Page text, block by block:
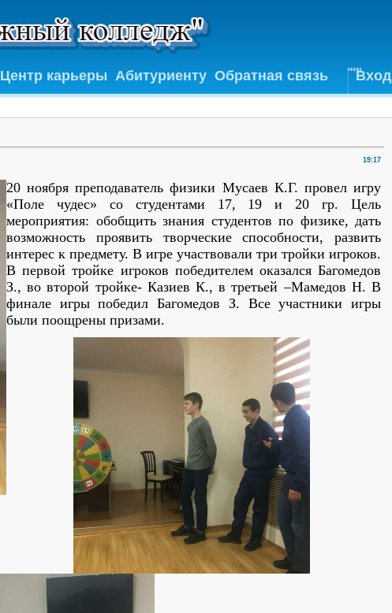
Центр карьеры Абитуриенту Обратная связь Вход
19:17
20 ноября преподаватель физики Мусаев К.Г. провел игру
«Поле чудес» со студентами 17, 19 и 20 гр. Цель
мероприятия: обобщить знания студентов по физике, дать
возможность проявить творческие способности, развить
интерес к предмету. В игре участвовали три тройки игроков.
В первой тройке игроков победителем оказался Багомедов
З., во второй тройке- Казиев К., в третьей –Мамедов Н. В
финале игры победил Багомедов З. Все участники игры
были поощрены призами.